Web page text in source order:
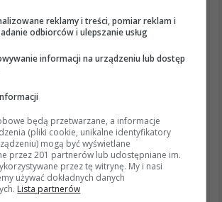
i trendy:
informacjami z odpowiedzi
orientacja cewki zapłonowej w
Choć obie powierzchnie cewki mogą
montaż cewki w niewłaściwej
na odległość między cewką a
reklamy i treści, pomiar reklam i
odbiorców i ulepszanie usług
informacji na urządzeniu lub dostęp
będą przetwarzane, a informacje
(pliki cookie, unikalne identyfikatory
mogą być wyświetlane
przez 201 partnerów lub udostępniane im.
przez tę witrynę. My i nasi
używać dokładnych danych
Lista partnerów